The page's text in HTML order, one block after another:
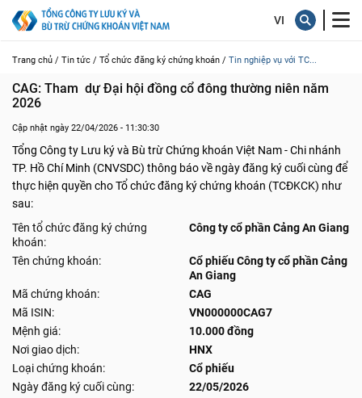
Trang chủ / Tin tức / Tổ chức đăng ký chứng khoán / Tin nghiệp vụ với TC...
CAG: Tham  dự Đại hội đồng cổ đông thường niên năm
2026
Cập nhật ngày 22/04/2026 - 11:30:30
Tổng Công ty Lưu ký và Bù trừ Chứng khoán Việt Nam - Chi nhánh
TP. Hồ Chí Minh (CNVSDC) thông báo về ngày đăng ký cuối cùng để
thực hiện quyền cho Tổ chức đăng ký chứng khoán (TCĐKCK) như
sau:
Tên tổ chức đăng ký chứng
khoán:
Công ty cổ phần Cảng An Giang
Tên chứng khoán:
Cổ phiếu Công ty cổ phần Cảng
An Giang
Mã chứng khoán:
CAG
Mã ISIN:
VN000000CAG7
Mệnh giá:
10.000 đồng
Nơi giao dịch:
HNX
Loại chứng khoán:
Cổ phiếu
Ngày đăng ký cuối cùng:
22/05/2026